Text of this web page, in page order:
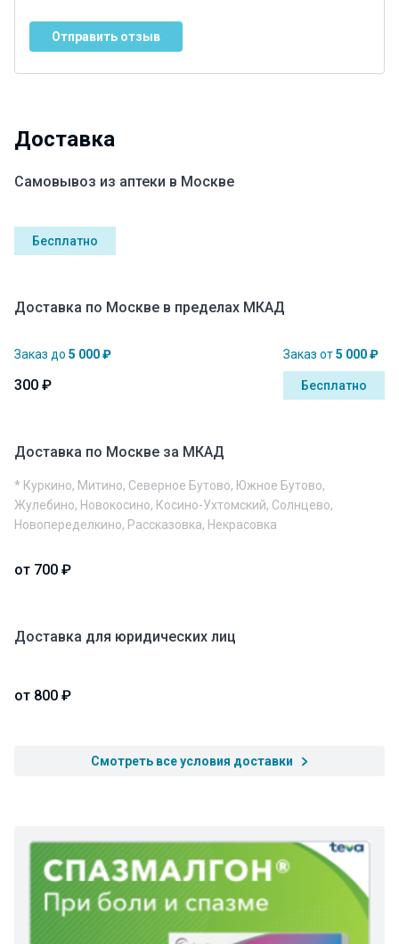
Отправить отзыв
Доставка
Самовывоз из аптеки в Москве
Бесплатно
Доставка по Москве в пределах МКАД
Заказ до 5 000 ₽
300 ₽
Заказ от5 000 ₽
Бесплатно
Доставка по Москве за МКАД
* Куркино, Митино, Северное Бутово, Южное Бутово,
Жулебино, Новокосино, Косино-Ухтомский, Солнцево,
Новопеределкино, Рассказовка, Некрасовка
от 700 ₽
Доставка для юридических лиц
от 800 ₽
Смотреть все условия доставки